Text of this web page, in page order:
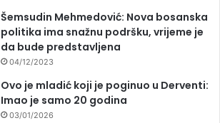
Šemsudin Mehmedović: Nova bosanska
politika ima snažnu podršku, vrijeme je
da bude predstavljena
04/12/2023
Ovo je mladić koji je poginuo u Derventi:
Imao je samo 20 godina
03/01/2026